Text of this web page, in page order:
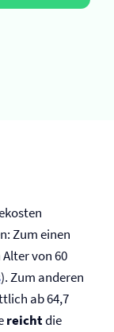
Zum einen
von 60
). Zum anderen
ab 64,7
reichtdie